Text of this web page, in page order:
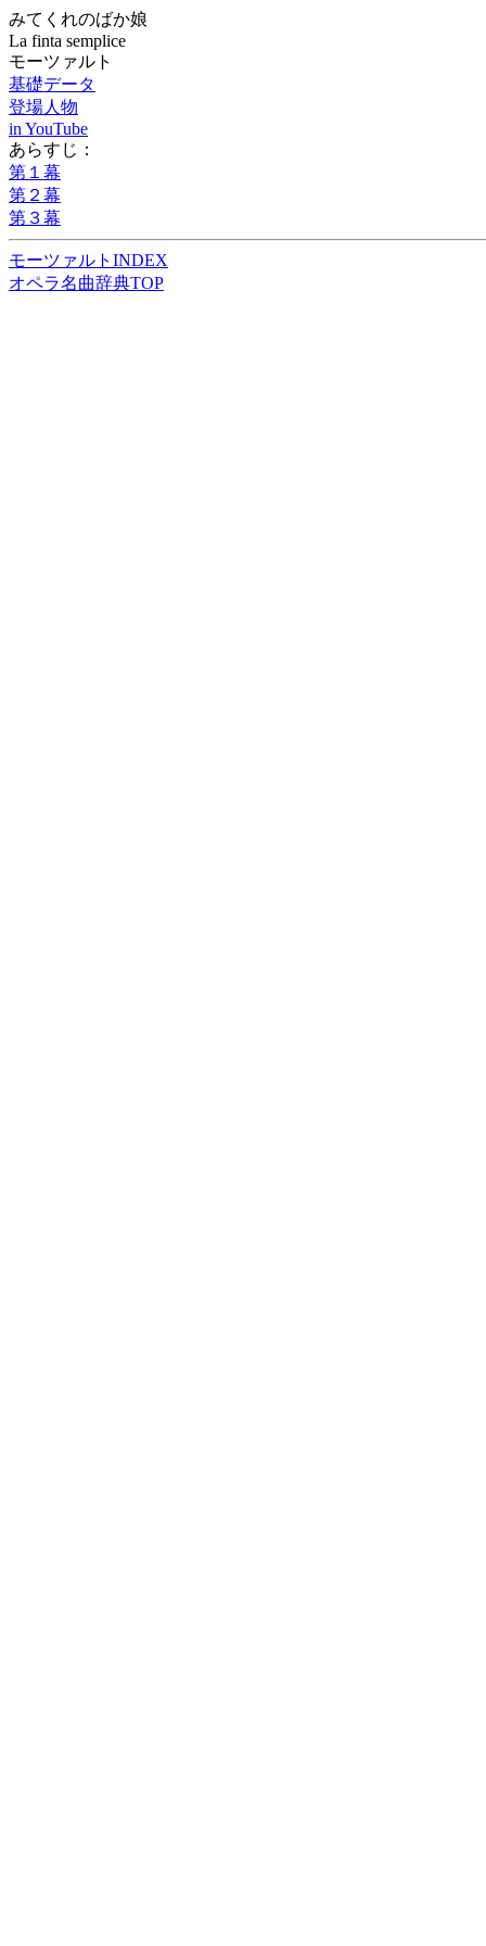
みてくれのばか娘
La finta semplice
モーツァルト
基礎データ
登場人物
in YouTube
あらすじ：
第１幕
第２幕
第３幕
モーツァルトINDEX
オペラ名曲辞典TOP